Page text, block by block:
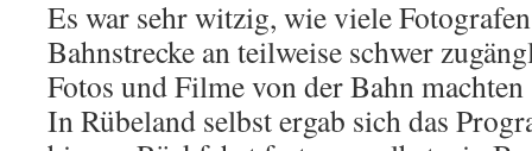
Es war sehr witzig, wie viele
Bahnstrecke an teilweise schwer
Fotos und Filme von der Bahn machten
In Rübeland selbst ergab sich das